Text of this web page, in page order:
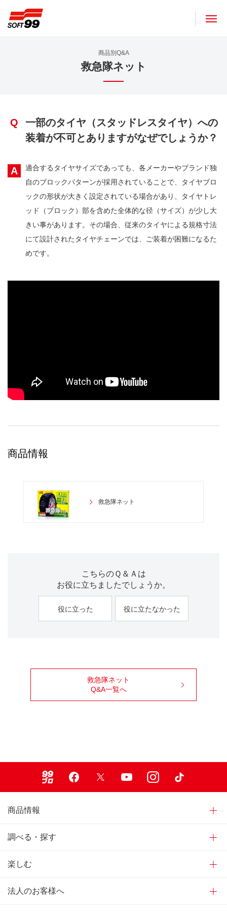
商品別Q&A
救急隊ネット
Q
一部のタイヤ（スタッドレスタイヤ）への
装着が不可とありますがなぜでしょうか？
A
適合するタイヤサイズであっても、各メーカーやブランド独
自のブロックパターンが採用されていることで、タイヤブロ
ックの形状が大きく設定されている場合があり、タイヤトレ
ッド（ブロック）部を含めた全体的な径（サイズ）が少し大
きい事があります。その場合、従来のタイヤによる規格寸法
にて設計されたタイヤチェーンでは、ご装着が困難になるた
めです。
商品情報
救急隊ネット
こちらのＱ＆Ａは
お役に立ちましたでしょうか。
役に立った 役に立たなかった
救急隊ネット
Q&A一覧へ
商品情報
調べる・探す
楽しむ
法人のお客様へ